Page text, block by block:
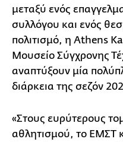
μεταξύ ενός
συλλόγου και ενός
πολιτισμό, η Athens
Μουσείο Σύγχρονης
αναπτύξουν μία
διάρκεια της σεζόν
«Στους ευρύτερους
αθλητισμού, το ΕΜΣΤ